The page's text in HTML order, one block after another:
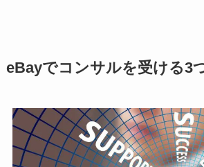
eBayでコンサルを受ける3